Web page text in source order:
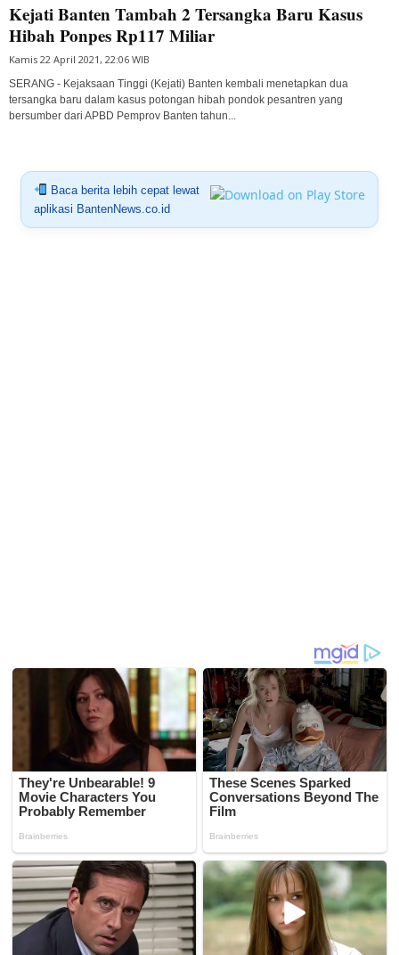
Kejati Banten Tambah 2 Tersangka Baru Kasus
Hibah Ponpes Rp117 Miliar
Kamis 22 April 2021, 22:06 WIB
SERANG - Kejaksaan Tinggi (Kejati) Banten kembali menetapkan dua
tersangka baru dalam kasus potongan hibah pondok pesantren yang
bersumber dari APBD Pemprov Banten tahun...
Baca berita lebih cepat lewat
aplikasi BantenNews.co.id